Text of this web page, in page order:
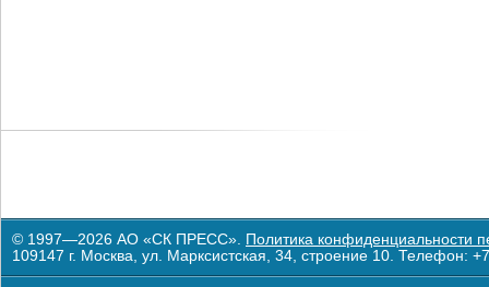
© 1997—2026 АО «СК ПРЕСС». Политика конфиденциальности
109147 г. Москва, ул. Марксистская, 34, строение 10. Телефон: